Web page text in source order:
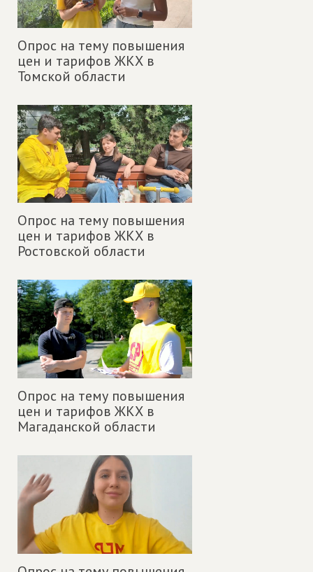
Опрос на тему повышения
цен и тарифов ЖКХ в
Томской области
Опрос на тему повышения
цен и тарифов ЖКХ в
Ростовской области
Опрос на тему повышения
цен и тарифов ЖКХ в
Магаданской области